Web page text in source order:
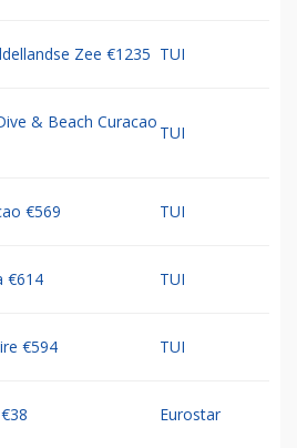
Zee €1235 TUI
& Beach Curacao
TUI
€569 TUI
€614 TUI
€594 TUI
Eurostar